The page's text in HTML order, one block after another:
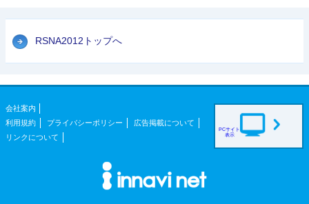
RSNA2012トップへ
会社案内
利用規約
プライバシーポリシー
広告掲載について
リンクについて
PCサイト
表示